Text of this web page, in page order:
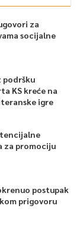
nedavno je
čime je
kvalitet i značaj
u jedno.
nego i u
na ovom
izjavio
za
socijalne
podršku
KS kreće na
igre
za promociju
postupak
prigovoru